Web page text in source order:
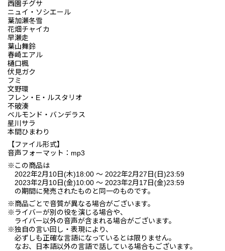
西園チグサ
ニュイ・ソシエール
葉加瀬冬雪
花畑チャイカ
早瀬走
葉山舞鈴
春崎エアル
樋口楓
伏見ガク
フミ
文野環
フレン・E・ルスタリオ
不破湊
ベルモンド・バンデラス
星川サラ
本間ひまわり
【ファイル形式】
音声フォーマット：mp3
※この商品は
2022年2月10日(木)18:00 〜 2022年2月27日(日)23:59
2023年2月10日(金)10:00 〜 2023年2月17日(金)23:59
の期間に発売されたものと同一のものです。
※商品ごとで音質が異なる場合がございます。
※ライバーが別の役を演じる場合や、
ライバー以外の音声が含まれる場合がございます。
※独自の言い回し・表現により、
必ずしも正確な言語になっているとは限りません。
なお、日本語以外の言語で話している場合もございます。